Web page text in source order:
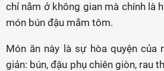
chỉ nằm ở không gian mà chính là
món bún đậu mắm tôm.
Món ăn này là sự hòa quyện của
giản: bún, đậu phụ chiên giòn, rau